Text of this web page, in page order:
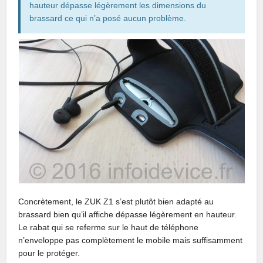
hauteur dépasse légèrement les dimensions du
brassard ce qui n’a posé aucun problème.
Concrètement, le ZUK Z1 s’est plutôt bien adapté au
brassard bien qu’il affiche dépasse légèrement en hauteur.
Le rabat qui se referme sur le haut de téléphone
n’enveloppe pas complètement le mobile mais suffisamment
pour le protéger.